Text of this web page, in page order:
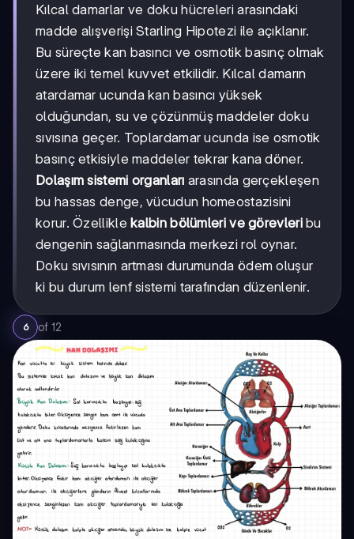
Kılcal damarlar ve doku hücreleri arasındaki
madde alışverişi Starling Hipotezi ile açıklanır.
Bu süreçte kan basıncı ve osmotik basınç olmak
üzere iki temel kuvvet etkilidir. Kılcal damarın
atardamar ucunda kan basıncı yüksek
olduğundan, su ve çözünmüş maddeler doku
sıvısına geçer. Toplardamar ucunda ise osmotik
basınç etkisiyle maddeler tekrar kana döner.
Dolaşım sistemi organları arasında gerçekleşen
bu hassas denge, vücudun homeostazisini
korur. Özellikle kalbin bölümleri ve görevleribu
dengenin sağlanmasında merkezi rol oynar.
Doku sıvısının artması durumunda ödem oluşur
ki bu durum lenf sistemi tarafından düzenlenir.
6 of 12